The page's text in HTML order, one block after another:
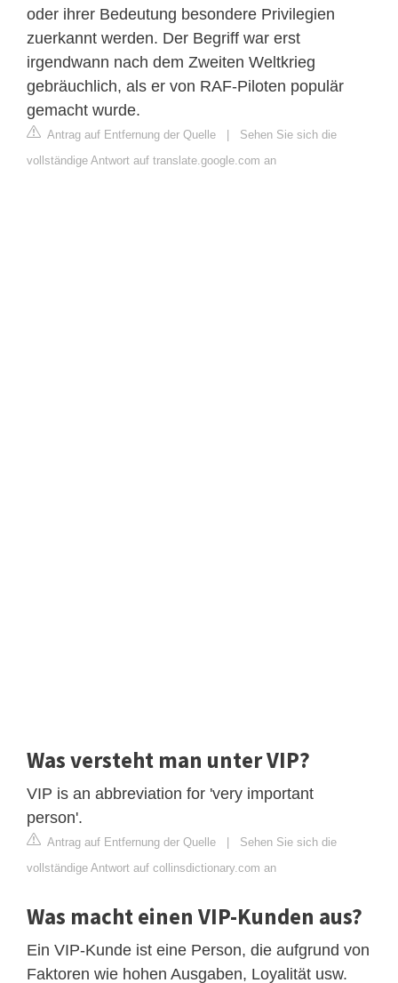
oder ihrer Bedeutung besondere Privilegien
zuerkannt werden. Der Begriff war erst
irgendwann nach dem Zweiten Weltkrieg
gebräuchlich, als er von RAF-Piloten populär
gemacht wurde.
Antrag auf Entfernung der Quelle | Sehen Sie sich die
vollständige Antwort auf translate.google.com an
Was versteht man unter VIP?
VIP is an abbreviation for 'very important
person'.
Antrag auf Entfernung der Quelle | Sehen Sie sich die
vollständige Antwort auf collinsdictionary.com an
Was macht einen VIP-Kunden aus?
Ein VIP-Kunde ist eine Person, die aufgrund von
Faktoren wie hohen Ausgaben, Loyalität usw.